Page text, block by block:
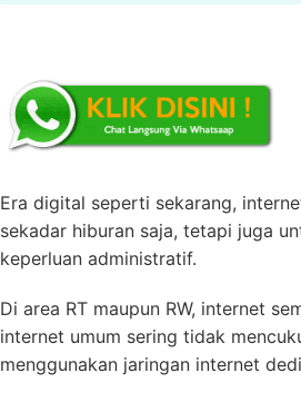
Era digital seperti sekarang,
sekadar hiburan saja, tetapi juga
keperluan administratif.
Di area RT maupun RW, internet
internet umum sering tidak
menggunakan jaringan internet